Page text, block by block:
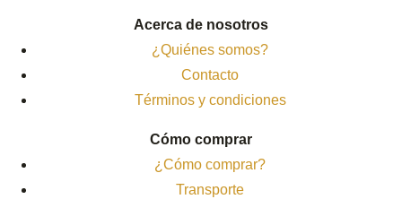
Acerca de nosotros
¿Quiénes somos?
Contacto
Términos y condiciones
Cómo comprar
¿Cómo comprar?
Transporte